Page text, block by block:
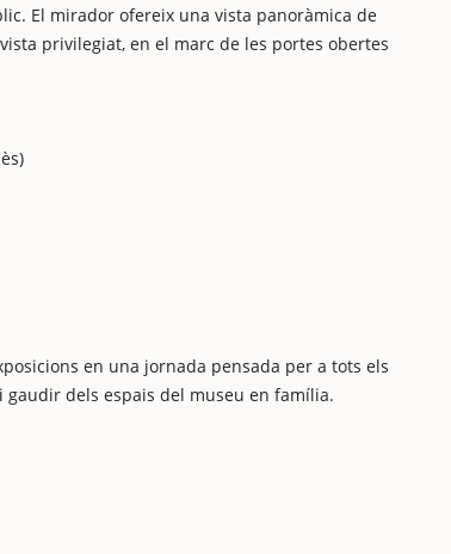
El mirador ofereix una vista panoràmica de
privilegiat, en el marc de les portes obertes
en una jornada pensada per a tots els
dels espais del museu en família.